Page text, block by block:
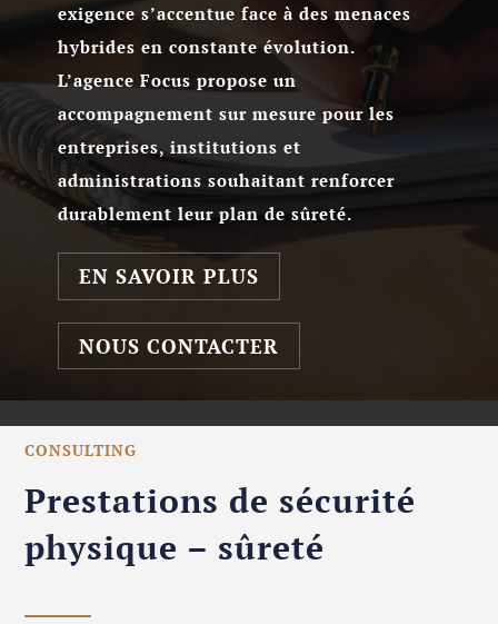
exigence s’accentue face à des menaces
hybrides en constante évolution.
L’agence Focus propose un
accompagnement sur mesure pour les
entreprises, institutions et
administrations souhaitant renforcer
durablement leur plan de sûreté.
EN SAVOIR PLUS
NOUS CONTACTER
CONSULTING
Prestations de sécurité
physique – sûreté